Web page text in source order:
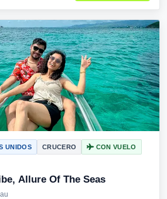
UNIDOS CRUCERO CON VUELO
Allure Of The Seas